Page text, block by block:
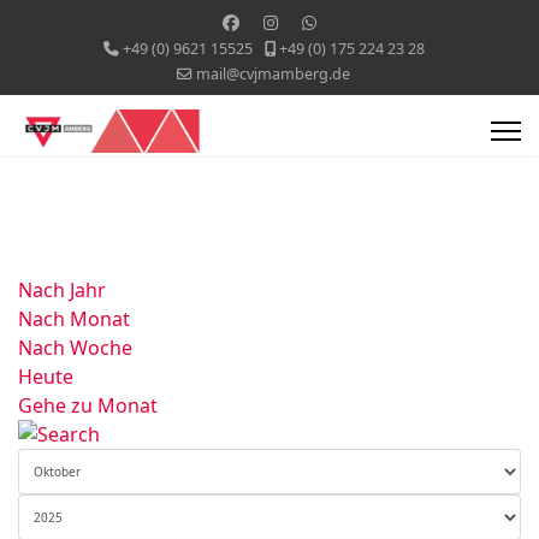
+49 (0) 9621 15525
+49 (0) 175 224 23 28
mail@cvjmamberg.de
Nach Jahr
Nach Monat
Nach Woche
Heute
Gehe zu Monat